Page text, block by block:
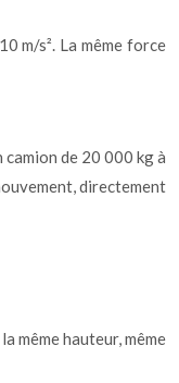
m/s². La même force
de 20 000 kg à
directement
même hauteur, même